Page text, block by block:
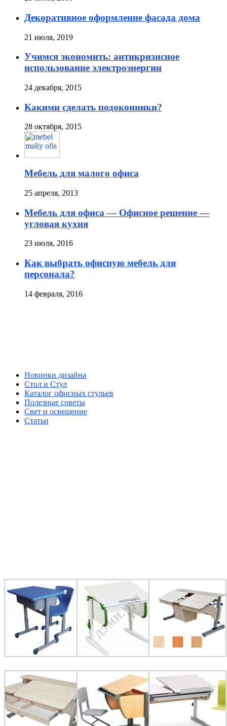
Декоративное оформление фасада дома
21 июля, 2019
Учимся экономить: антикризисное
использование электроэнергии
24 декабря, 2015
Какими сделать подоконники?
28 октября, 2015
Мебель для малого офиса
25 апреля, 2013
Мебель для офиса — Офисное решение —
угловая кухня
23 июля, 2016
Как выбрать офисную мебель для
персонала?
14 февраля, 2016
Новинки дизайна
Стол и Стул
Каталог офисных стульев
Полезные советы
Свет и освещение
Статьи